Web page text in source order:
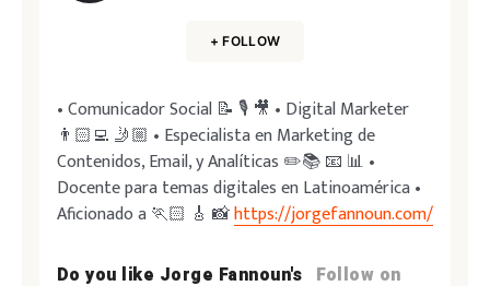
+ FOLLOW
• Comunicador Social 📝 🎙 🎥 • Digital Marketer
👨🏻‍💻 🤳🏼 • Especialista en Marketing de
Contenidos, Email, y Analíticas ✏️📚 📧 📊 •
Docente para temas digitales en Latinoamérica •
Aficionado a 🏃🏻 🎸 📸https://jorgefannoun.com/
Do you like Jorge Fannoun's Follow on